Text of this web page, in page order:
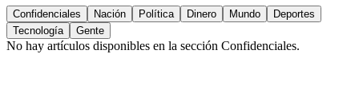
Confidenciales Nación Política Dinero Mundo
Deportes
Tecnología
Gente
No hay artículos disponibles en la sección Confidenciales.